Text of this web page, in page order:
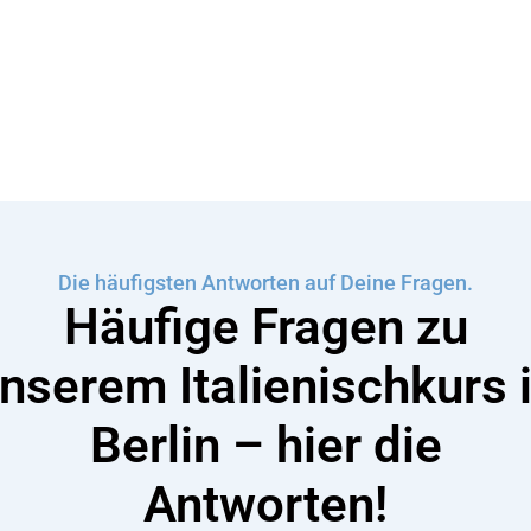
Die häufigsten Antworten auf Deine Fragen.
Häufige Fragen zu
Italienischkurs
Berlin – hier die
Antworten!